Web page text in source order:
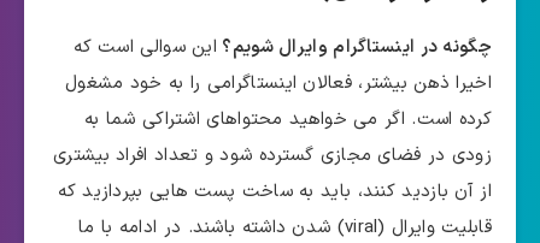
چگونه در اینستاگرام وایرال شویم؟ این سوالی است که
اخیرا ذهن بیشتر، فعالان اینستاگرامی را به خود مشغول
کرده است. اگر می خواهید محتواهای اشتراکی شما به
زودی در فضای مجازی گسترده شود و تعداد افراد بیشتری
از آن بازدید کنند، باید به ساخت پست هایی بپردازید که
قابلیت وایرال (viral) شدن داشته باشند. در ادامه با ما